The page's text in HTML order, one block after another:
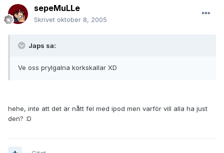
sepeMuLLe
Skrivet oktober 8, 2005
Japs sa:
Ve oss prylgalna korkskallar XD
hehe, inte att det är nått fel med ipod men varför vill alla ha just
den? :D